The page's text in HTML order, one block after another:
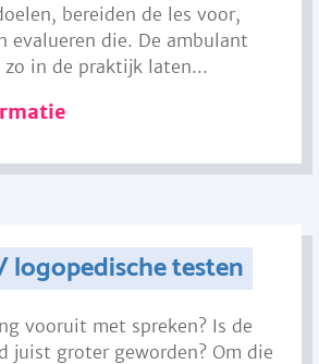
bereiden de les voor,
evalueren die. De ambulant
zo in de praktijk laten...
logopedische testen
vooruit met spreken? Is de
juist groter geworden? Om die